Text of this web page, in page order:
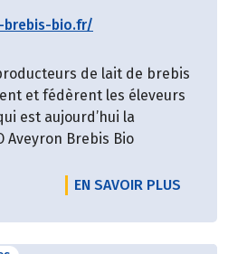
bio.fr/
de lait de brebis
et fédèrent les éleveurs
est aujourd’hui la
Aveyron Brebis Bio
EN SAVOIR PLUS